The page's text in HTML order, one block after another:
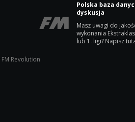
Polska baza
dyskusja
Masz uwagi do
wykonania
lub 1. ligi? Napisz
Revolution